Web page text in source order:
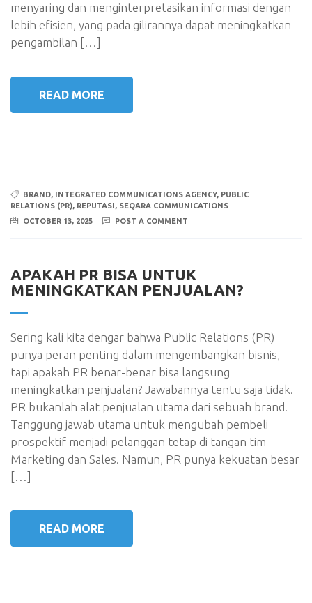
menyaring dan menginterpretasikan informasi dengan
lebih efisien, yang pada gilirannya dapat meningkatkan
pengambilan […]
READ MORE
BRAND, INTEGRATED COMMUNICATIONS AGENCY, PUBLIC
RELATIONS (PR), REPUTASI, SEQARA COMMUNICATIONS
OCTOBER 13, 2025
POST A COMMENT
APAKAH PR BISA UNTUK
MENINGKATKAN PENJUALAN?
Sering kali kita dengar bahwa Public Relations (PR)
punya peran penting dalam mengembangkan bisnis,
tapi apakah PR benar-benar bisa langsung
meningkatkan penjualan? Jawabannya tentu saja tidak.
PR bukanlah alat penjualan utama dari sebuah brand.
Tanggung jawab utama untuk mengubah pembeli
prospektif menjadi pelanggan tetap di tangan tim
Marketing dan Sales. Namun, PR punya kekuatan besar
[…]
READ MORE